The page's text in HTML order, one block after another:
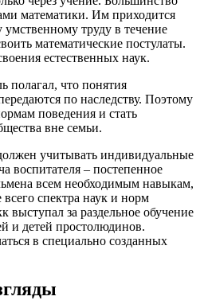
математики. Им приходится
труду в течение
математические постулаты.
естественных наук.
полагал, что понятия
по наследству. Поэтому
поведения и стать
вне семьи.
учитывать индивидуальные
воспитателя – постепенное
всем необходимым навыкам,
спектра наук и норм
выступал за раздельное обучение
и детей простолюдинов.
в специально созданных